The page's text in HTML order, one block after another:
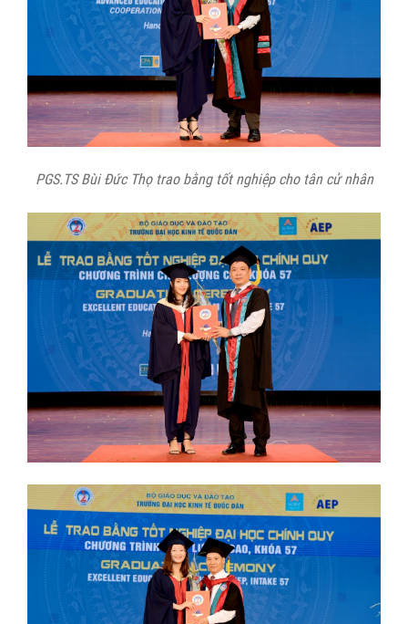
PGS.TS Bùi Đức Thọ trao bằng tốt nghiệp cho tân cử nhân